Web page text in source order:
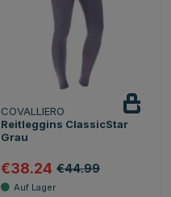
COVALLIERO
Reitleggins ClassicStar
Grau
€38.24 €44.99